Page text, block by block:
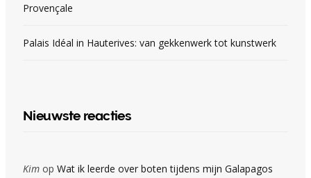
Provençale
Palais Idéal in Hauterives: van gekkenwerk tot kunstwerk
Nieuwste reacties
Kim op Wat ik leerde over boten tijdens mijn Galapagos